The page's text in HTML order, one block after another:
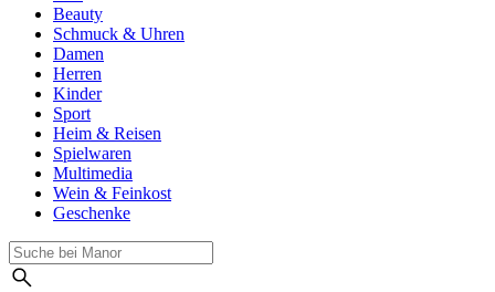
Beauty
Schmuck & Uhren
Damen
Herren
Kinder
Sport
Heim & Reisen
Spielwaren
Multimedia
Wein & Feinkost
Geschenke